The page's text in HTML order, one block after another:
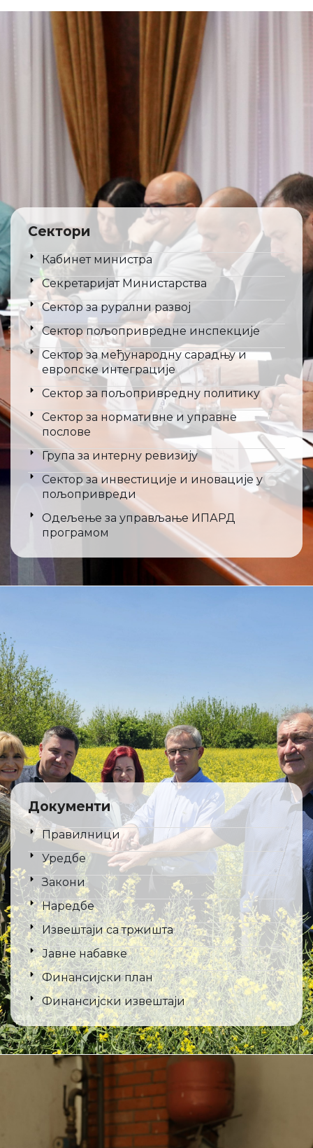
Сектори
Кабинет министра
Секретаријат Министарства
Сектор за рурални развој
Сектор пољопривредне инспекције
Сектор за међународну сарадњу и
европске интеграције
Сектор за пољопривредну политику
Сектор за нормативне и управне
послове
Група за интерну ревизију
Сектор за инвестиције и иновације у
пољопривреди
Одељење за управљање ИПАРД
програмом
Документи
Правилници
Уредбе
Закони
Наредбе
Извештаји са тржишта
Јавне набавке
Финансијски план
Финансијски извештаји